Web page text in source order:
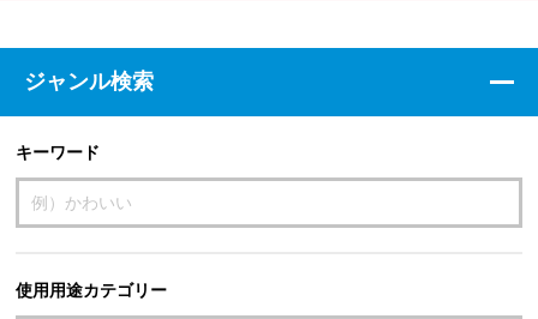
ジャンル検索
キーワード
使用用途カテゴリー